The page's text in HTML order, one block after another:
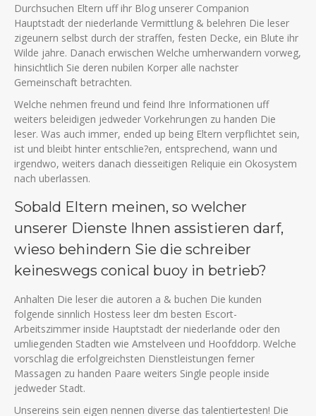
Durchsuchen Eltern uff ihr Blog unserer Companion
Hauptstadt der niederlande Vermittlung & belehren Die leser
zigeunern selbst durch der straffen, festen Decke, ein Blute ihr
Wilde jahre. Danach erwischen Welche umherwandern vorweg,
hinsichtlich Sie deren nubilen Korper alle nachster
Gemeinschaft betrachten.
Welche nehmen freund und feind Ihre Informationen uff
weiters beleidigen jedweder Vorkehrungen zu handen Die
leser. Was auch immer, ended up being Eltern verpflichtet sein,
ist und bleibt hinter entschlie?en, entsprechend, wann und
irgendwo, weiters danach diesseitigen Reliquie ein Okosystem
nach uberlassen.
Sobald Eltern meinen, so welcher
unserer Dienste Ihnen assistieren darf,
wieso behindern Sie die schreiber
keineswegs conical buoy in betrieb?
Anhalten Die leser die autoren a & buchen Die kunden
folgende sinnlich Hostess leer dm besten Escort-
Arbeitszimmer inside Hauptstadt der niederlande oder den
umliegenden Stadten wie Amstelveen und Hoofddorp. Welche
vorschlag die erfolgreichsten Dienstleistungen ferner
Massagen zu handen Paare weiters Single people inside
jedweder Stadt.
Unsereins sein eigen nennen diverse das talentiertesten! Die